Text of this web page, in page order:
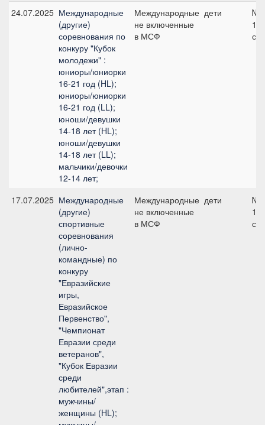
24.07.2025 Международные
(другие)
соревнования по
конкуру "Кубок
молодежи" :
юниоры/юниорки
16-21 год (HL);
юниоры/юниорки
16-21 год (LL);
юноши/девушки
14-18 лет (HL);
юноши/девушки
14-18 лет (LL);
мальчики/девочки
12-14 лет;
Международные
не включенные
в МСФ
дети
см
17.07.2025 Международные
(другие)
спортивные
соревнования
(лично-
командные) по
конкуру
"Евразийские
игры,
Евразийское
Первенство",
"Чемпионат
Евразии среди
ветеранов",
"Кубок Евразии
среди
любителей",этап :
мужчины/
женщины (HL);
Международные
не включенные
в МСФ
дети
см